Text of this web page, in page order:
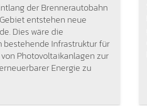
der Brennerautobahn
entstehen neue
Dies wäre die
bestehende Infrastruktur für
Photovoltaikanlagen zur
Energie zu